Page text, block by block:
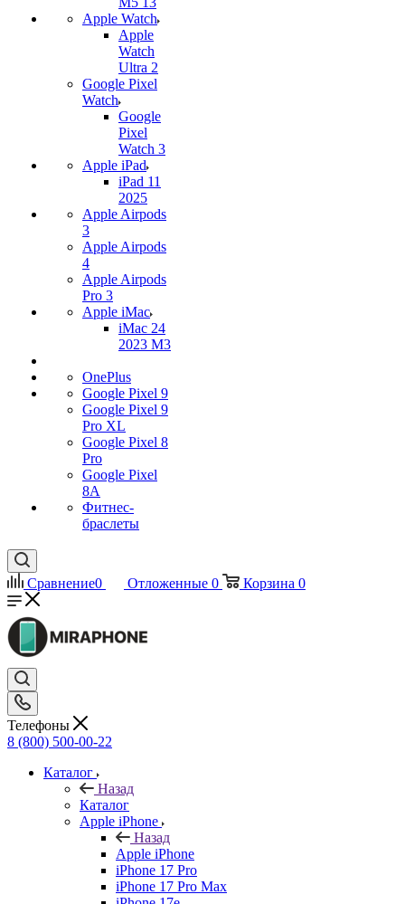
Apple Watch
Apple
Watch
Ultra 2
Google Pixel
Watch
Google
Pixel
Watch 3
Apple iPad
iPad 11
2025
Apple Airpods
3
Apple Airpods
4
Apple Airpods
Pro 3
Apple iMac
iMac 24
2023 M3
OnePlus
Google Pixel 9
Google Pixel 9
Pro XL
Google Pixel 8
Pro
Google Pixel
8A
Фитнес-
браслеты
Сравнение0 Отложенные 0 Корзина 0
Телефоны
8 (800) 500-00-22
Каталог
Назад
Каталог
Apple iPhone
Назад
Apple iPhone
iPhone 17 Pro
iPhone 17 Pro Max